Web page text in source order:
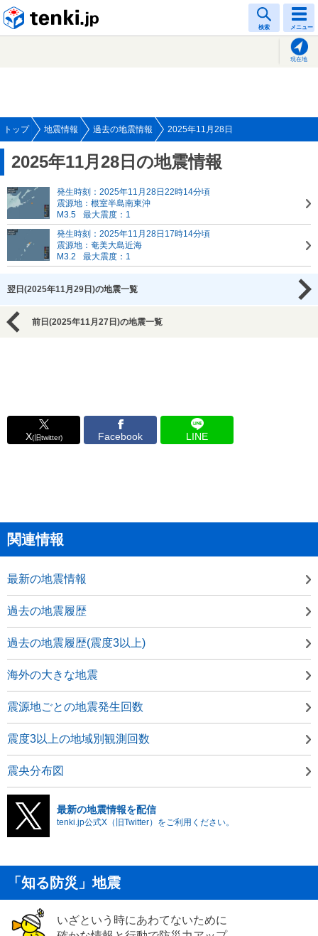
検索 メニュー
現在地
トップ 地震情報 過去の地震情報 2025年11月28日
2025年11月28日の地震情報
発生時刻：2025年11月28日22時14分頃
震源地：根室半島南東沖
M3.5
最大震度：1
発生時刻：2025年11月28日17時14分頃
震源地：奄美大島近海
M3.2
最大震度：1
翌日(2025年11月29日)の地震一覧
前日(2025年11月27日)の地震一覧
X(旧twitter) Facebook LINE
関連情報
最新の地震情報
過去の地震履歴
過去の地震履歴(震度3以上)
海外の大きな地震
震源地ごとの地震発生回数
震度3以上の地域別観測回数
震央分布図
最新の地震情報を配信
tenki.jp公式X（旧Twitter）をご利用ください。
「知る防災」地震
いざという時にあわてないために